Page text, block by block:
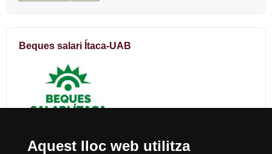
Aquest lloc web utilitza
Beques salari Ítaca-UAB